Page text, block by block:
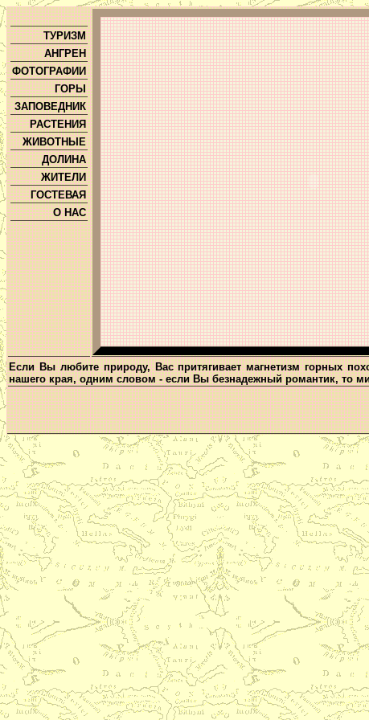
ТУРИЗМ
АНГРЕН
ФОТОГРАФИИ
ГОРЫ
ЗАПОВЕДНИК
РАСТЕНИЯ
ЖИВОТНЫЕ
ДОЛИНА
ЖИТЕЛИ
ГОСТЕВАЯ
О НАС
Если Вы любите природу, Вас притягивает магнетизм горных
нашего края, одним словом - если Вы безнадежный романтик, то